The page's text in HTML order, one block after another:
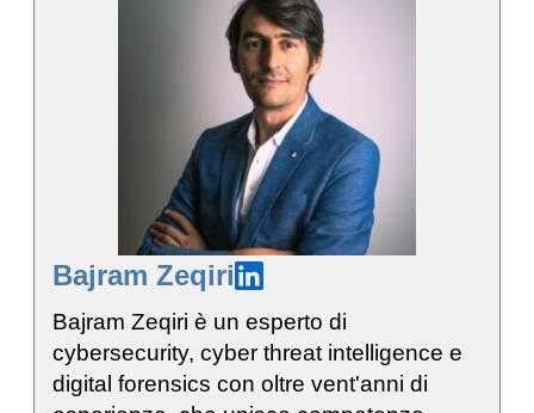
Bajram Zeqiri
Bajram Zeqiri è un esperto di
cybersecurity, cyber threat intelligence e
digital forensics con oltre vent'anni di